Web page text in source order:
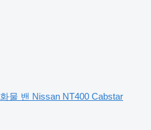
화물 밴 Nissan NT400 Cabstar